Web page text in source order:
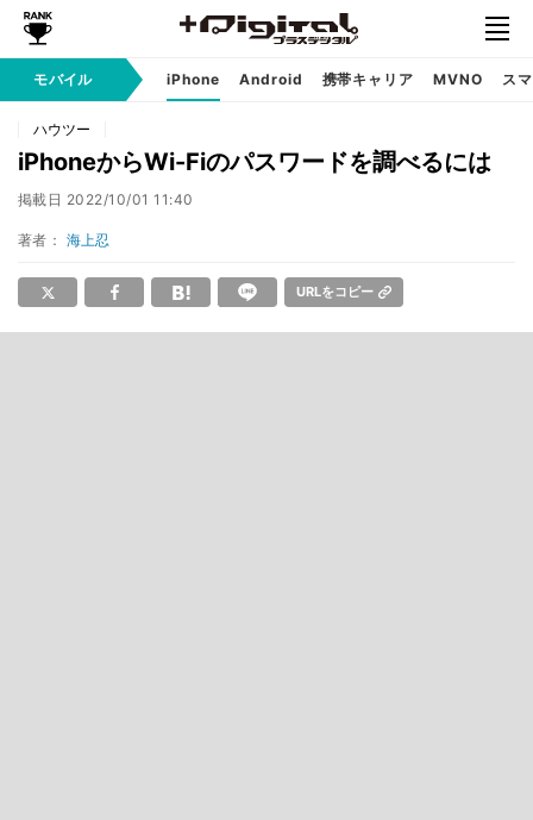
モバイル iPhone Android 携帯キャリア MVNO ス
ハウツー
iPhoneからWi-Fiのパスワードを調べるには
掲載日 2022/10/01 11:40
著者： 海上忍
URLをコピー